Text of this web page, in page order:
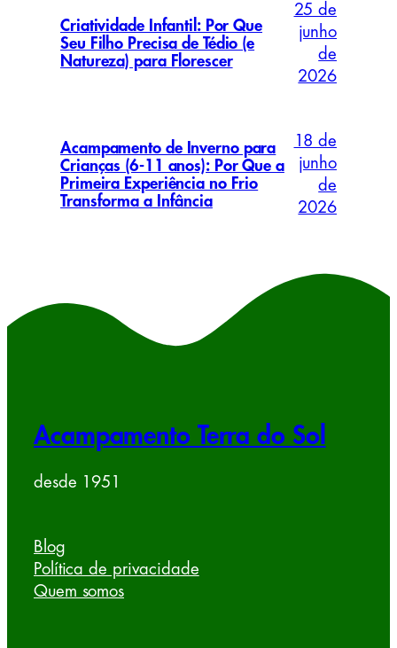
Criatividade Infantil: Por Que
Seu Filho Precisa de Tédio (e
Natureza) para Florescer
25 de
junho
de
2026
Acampamento de Inverno para
Crianças (6-11 anos): Por Que a
Primeira Experiência no Frio
Transforma a Infância
18 de
junho
de
2026
Acampamento Terra do Sol
desde 1951
Blog
Política de privacidade
Quem somos